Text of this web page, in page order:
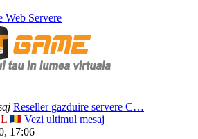
Web Servere
Reseller gazduire servere C…
Vezi ultimul mesaj
17:06